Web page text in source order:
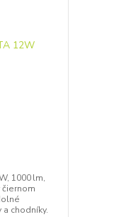
1000 lm,
čiernom
chodníky.